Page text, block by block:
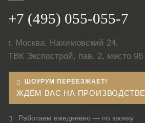
+7 (495) 055-055-7
г. Москва, Нахимовский 24,
ТВК Экспострой, пав. 2, место 96
ШОУРУМ ПЕРЕЕЗЖАЕТ!
ЖДЕМ ВАС НА ПРОИЗВОДСТВЕ
Работаем ежедневно — по звонку